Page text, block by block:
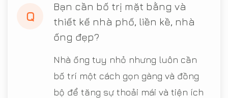
Q
Bạn cần bố trị mặt bằng và
thiết kế nhà phố, liền kề, nhà
ống đẹp?
Nhà ống tuy nhỏ nhưng luôn cần
bố trí một cách gọn gàng và đồng
bộ để tăng sự thoải mái và tiện ích